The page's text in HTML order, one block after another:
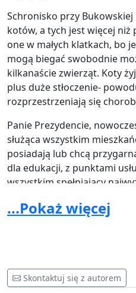
Schronisko przy Bukowskiej
kotów, a tych jest więcej niż
one w małych klatkach, bo
mogą biegać swobodnie
kilkanaście zwierząt. Koty
plus duże stłoczenie-
rozprzestrzeniają się
Panie Prezydencie,
służąca wszystkim
posiadają lub chcą
dla edukacji, z punktami
wszystkim spełniający
bezdomnymi i zagubionymi,
...Pokaż więcej
Skontaktuj się z autorem